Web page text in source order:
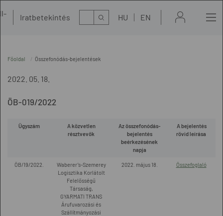
Iratbetekintés Kereső HU EN
Főoldal Összefonódás-bejelentések
2022. 05. 18.
ÖB-019/2022
Ügyszám
A közvetlen
résztvevők
Az összefonódás-
bejelentés
beérkezésének
napja
A bejelentés
rövid leírása
ÖB/19/2022.
Waberer’s-Szemerey
Logisztika Korlátolt
Felelősségű
Társaság,
GYARMATI TRANS
Árufuvarozási és
Szállítmányozási
2022. május 18. Összefoglaló